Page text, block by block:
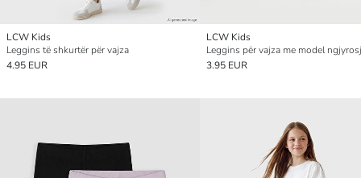
LCW Kids
Leggins të shkurtër për vajza
4.95 EUR
LCW Kids
3.95 EUR